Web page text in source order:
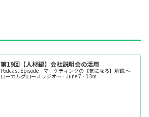
第19回【人材編】会社説明会の活用
Podcast Episode · マーケティングの【気になる】解説 ～
ローカルグロースラジオ～ · June 7 · 13m